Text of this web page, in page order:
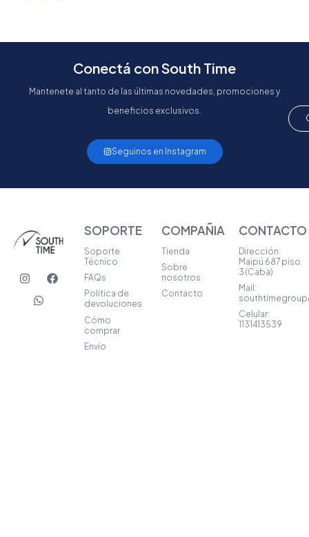
Conectá con South Time
Mantenete al tanto de las últimas novedades, promociones y
beneficios exclusivos.
Seguinos en Instagram
I
n
F
a
W
a
t
SOPORTE
Soporte
Técnico
FAQs
Política de
devoluciones
Cómo
comprar
Envío
COMPAÑIA
Tienda
Sobre
nosotros
Contacto
CONTACTO
Dirección:
Maipú 687 piso
3 (Caba)
Mail:
Celular:
1131413539